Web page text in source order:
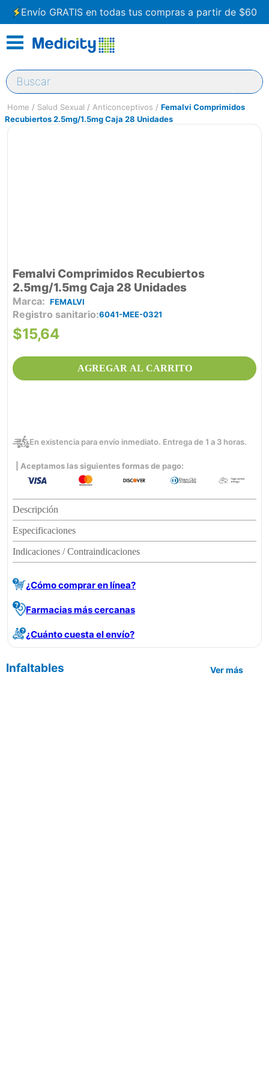
Envío GRATIS en todas tus compras a partir de $60
Buscar
Salud Sexual Anticonceptivos
Femalvi Comprimidos
Recubiertos 2.5mg/1.5mg Caja 28 Unidades
Femalvi Comprimidos Recubiertos
2.5mg/1.5mg Caja 28 Unidades
FEMALVI
Registro sanitario 6041-MEE-0321
$15,64
AGREGAR AL CARRITO
En existencia para envío inmediato. Entrega de 1 a 3 horas.
| Aceptamos las siguientes formas de pago:
Descripción
Especificaciones
Indicaciones / Contraindicaciones
¿Cómo comprar en línea?
Farmacias más cercanas
¿Cuánto cuesta el envío?
Infaltables Ver más